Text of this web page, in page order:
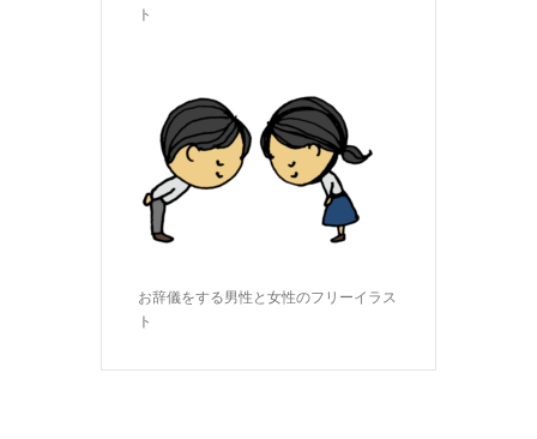
ト
お辞儀をする男性と女性のフリーイラス
ト